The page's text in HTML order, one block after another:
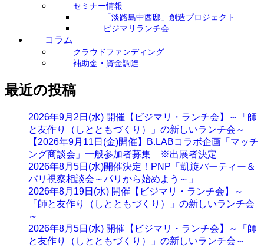
セミナー情報
「淡路島中西邸」創造プロジェクト
ビジマリランチ会
コラム
クラウドファンディング
補助金・資金調達
最近の投稿
2026年9月2日(水) 開催【ビジマリ・ランチ会】～「師
と友作り（しとともづくり）」の新しいランチ会～
【2026年9月11日(金)開催】B.LABコラボ企画「マッチ
ング商談会」一般参加者募集 ※出展者決定
2026年8月5日(水)開催決定！PNP「凱旋パーティー＆
パリ視察相談会～パリから始めよう～」
2026年8月19日(水) 開催【ビジマリ・ランチ会】～
「師と友作り（しとともづくり）」の新しいランチ会
～
2026年8月5日(水) 開催【ビジマリ・ランチ会】～「師
と友作り（しとともづくり）」の新しいランチ会～